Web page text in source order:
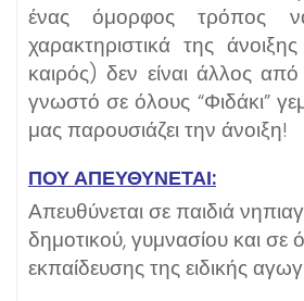
ένας όμορφος τρόπος
χαρακτηριστικά της
καιρός) δεν είναι άλλος από
γνωστό σε όλους “Φιδάκι”
μας παρουσιάζει την άνοιξη!
ΠΟΥ ΑΠΕΥΘΥΝΕΤΑΙ:
Απευθύνεται σε παιδιά
δημοτικού, γυμνασίου και σε
εκπαίδευσης της ειδικής